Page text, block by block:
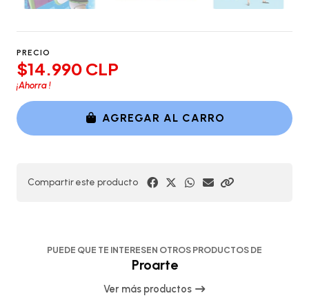
PRECIO
$14.990 CLP
¡Ahorra!
AGREGAR AL CARRO
Compartir este producto
PUEDE QUE TE INTERESEN OTROS PRODUCTOS DE
Proarte
Ver más productos